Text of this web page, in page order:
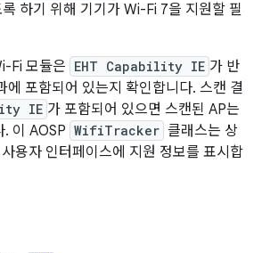
하기 위해 기기가 Wi-Fi 7을 지원할 필
Fi 모듈은 EHT Capability IE 가 반
에 포함되어 있는지 확인합니다. 스캔 결
IE 가 포함되어 있으면 스캔된 AP는
이 AOSP WifiTracker 클래스는 상
용자 인터페이스에 지원 정보를 표시합